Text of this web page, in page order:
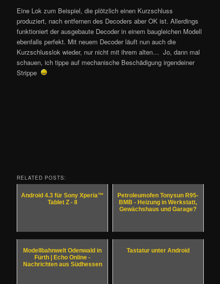
Eine Lok zum Beispiel, die plötzlich einen Kurzschluss
produziert, nach entfernen des Decoders aber OK ist. Allerdings
funktioniert der ausgebaute Decoder in einem baugleichen Modell
ebenfalls perfekt. Mit neuem Decoder läuft nun auch die
Kurzschlusslok wieder, nur nicht mit ihrem alten… Jo, dann mal
schauen, ich tippe auf mechanische Beschädigung irgendeiner
Strippe
RELATED POSTS:
Android 4.3 für Sony Xperia™
Tablet Z - II
Petroleumofen Tonysun R95-
BMB - Heizung in Werkstatt,
Gewächshaus und Garage?
Modellbahnwelt Odenwald in
Fürth | Echo Online -
Nachrichten aus Südhessen
Tastatur unter Android